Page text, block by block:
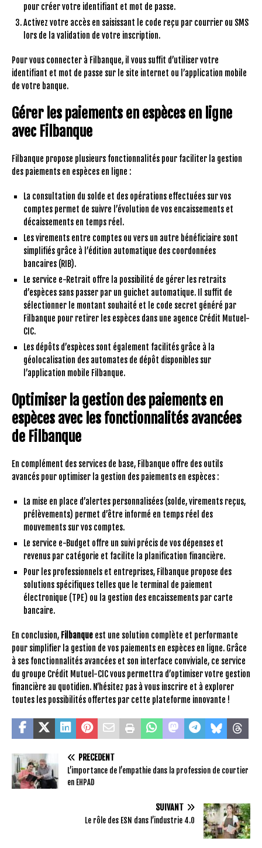
pour créer votre identifiant et mot de passe.
Activez votre accès en saisissant le code reçu par courrier ou SMS
lors de la validation de votre inscription.
Pour vous connecter à Filbanque, il vous suffit d’utiliser votre
identifiant et mot de passe sur le site internet ou l’application mobile
de votre banque.
Gérer les paiements en espèces en ligne
avec Filbanque
Filbanque propose plusieurs fonctionnalités pour faciliter la gestion
des paiements en espèces en ligne :
La consultation du solde et des opérations effectuées sur vos
comptes permet de suivre l’évolution de vos encaissements et
décaissements en temps réel.
Les virements entre comptes ou vers un autre bénéficiaire sont
simplifiés grâce à l’édition automatique des coordonnées
bancaires (RIB).
Le service e-Retrait offre la possibilité de gérer les retraits
d’espèces sans passer par un guichet automatique. Il suffit de
sélectionner le montant souhaité et le code secret généré par
Filbanque pour retirer les espèces dans une agence Crédit Mutuel-
CIC.
Les dépôts d’espèces sont également facilités grâce à la
géolocalisation des automates de dépôt disponibles sur
l’application mobile Filbanque.
Optimiser la gestion des paiements en
espèces avec les fonctionnalités avancées
de Filbanque
En complément des services de base, Filbanque offre des outils
avancés pour optimiser la gestion des paiements en espèces :
La mise en place d’alertes personnalisées (solde, virements reçus,
prélèvements) permet d’être informé en temps réel des
mouvements sur vos comptes.
Le service e-Budget offre un suivi précis de vos dépenses et
revenus par catégorie et facilite la planification financière.
Pour les professionnels et entreprises, Filbanque propose des
solutions spécifiques telles que le terminal de paiement
électronique (TPE) ou la gestion des encaissements par carte
bancaire.
En conclusion, Filbanque est une solution complète et performante
pour simplifier la gestion de vos paiements en espèces en ligne. Grâce
à ses fonctionnalités avancées et son interface conviviale, ce service
du groupe Crédit Mutuel-CIC vous permettra d’optimiser votre gestion
financière au quotidien. N’hésitez pas à vous inscrire et à explorer
toutes les possibilités offertes par cette plateforme innovante !
PRÉCÉDENT
L’importance de l’empathie dans la profession de courtier
en EHPAD
SUIVANT
Le rôle des ESN dans l’industrie 4.0